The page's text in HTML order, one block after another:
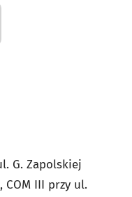
G. Zapolskiej
COM III przy ul.